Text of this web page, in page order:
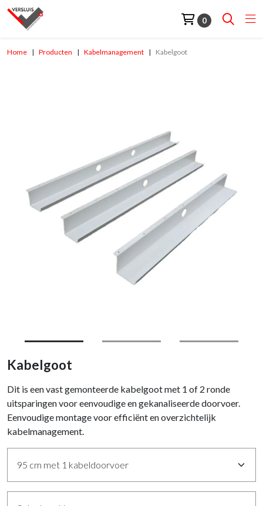
0
Home Producten Kabelmanagement Kabelgoot
Kabelgoot
Dit is een vast gemonteerde kabelgoot met 1 of 2 ronde
uitsparingen voor eenvoudige en gekanaliseerde doorvoer.
Eenvoudige montage voor efficiënt en overzichtelijk
kabelmanagement.